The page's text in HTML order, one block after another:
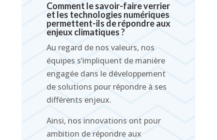
Comment le savoir-faire verrier
et les technologies numériques
permettent-ils de répondre aux
enjeux climatiques ?
Au regard de nos valeurs, nos
équipes s’impliquent de manière
engagée dans le développement
de solutions pour répondre à ses
différents enjeux.
Ainsi, nos innovations ont pour
ambition de répondre aux